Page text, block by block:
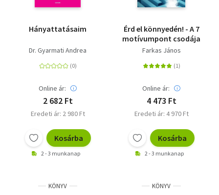
Hányattatásaim
Dr. Gyarmati Andrea
Online ár:
2 682 Ft
Eredeti ár: 2 980 Ft
Kosárba
2 - 3 munkanap
Érd el könnyedén! - A 7
motívumpont csodája
Farkas János
Online ár:
4 473 Ft
Eredeti ár: 4 970 Ft
Kosárba
2 - 3 munkanap
KÖNYV KÖNYV